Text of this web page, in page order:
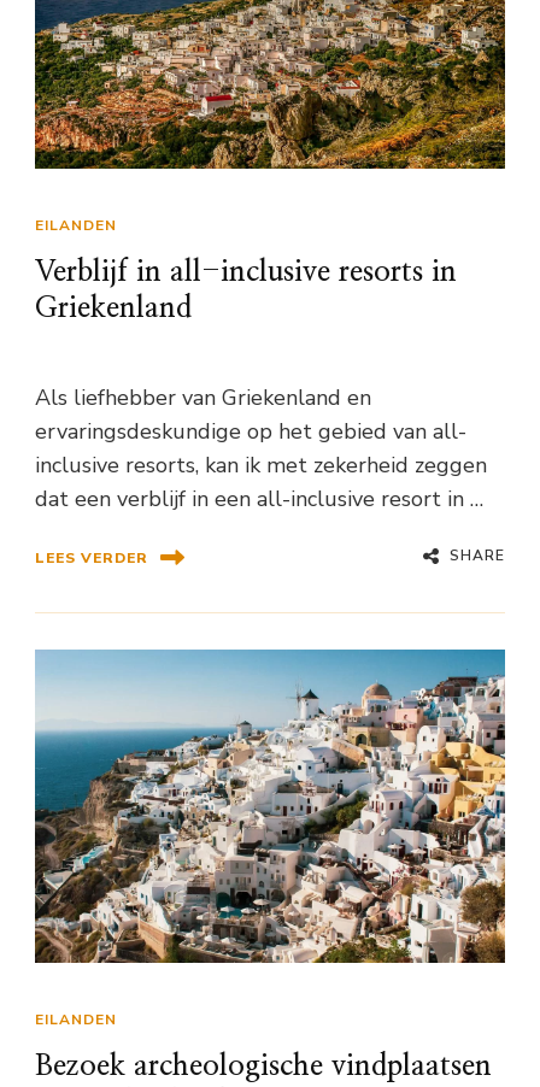
EILANDEN
Verblijf in all-inclusive resorts in
Griekenland
Als liefhebber van Griekenland en
ervaringsdeskundige op het gebied van all-
inclusive resorts, kan ik met zekerheid zeggen
dat een verblijf in een all-inclusive resort in …
LEES VERDER SHARE
EILANDEN
Bezoek archeologische vindplaatsen